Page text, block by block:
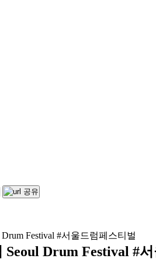
Seoul Drum Festival #